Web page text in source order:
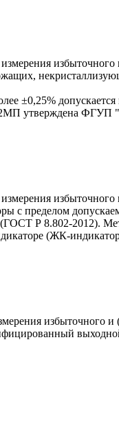
избыточного
±0,25% допускается
утверждена
избыточного
с пределом
(ГОСТ Р 8.802-
(ЖК-
избыточного и